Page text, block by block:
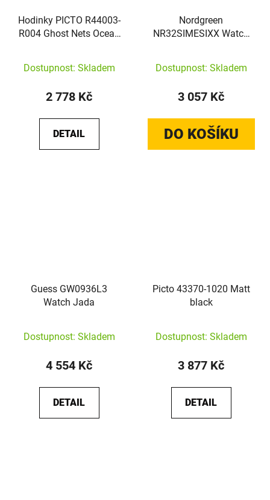
Hodinky PICTO R44003-
R004 Ghost Nets Ocean
Dostupnost: Skladem
2 778 Kč
DETAIL
Nordgreen
NR32SIMESIXX Watch
Dostupnost: Skladem
3 057 Kč
DO KOŠÍKU
Guess GW0936L3
Watch Jada
Dostupnost: Skladem
4 554 Kč
DETAIL
Picto 43370-1020 Matt
black
Dostupnost: Skladem
3 877 Kč
DETAIL